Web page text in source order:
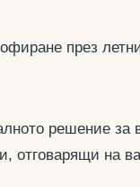
през
решение
отговарящи на